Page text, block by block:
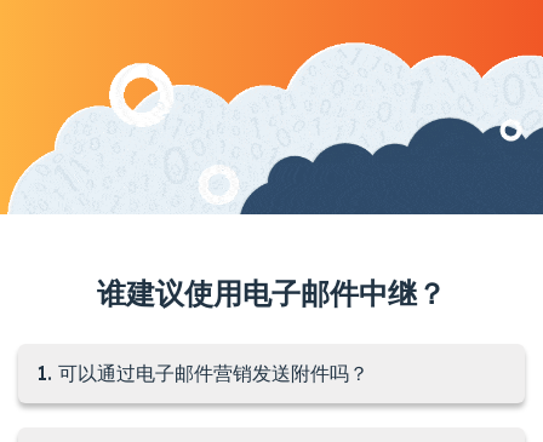
谁建议使用电子邮件中继？
1. 可以通过电子邮件营销发送附件吗？